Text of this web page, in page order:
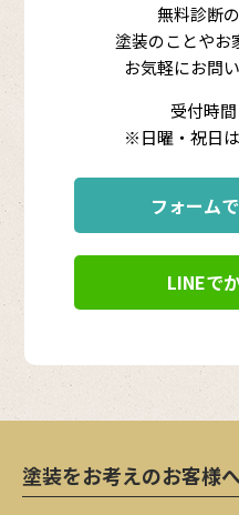
無料診断
塗装のことやお
お気軽にお問
受付時
※日曜・祝日
フォーム
LINEで
塗装をお考えのお客様